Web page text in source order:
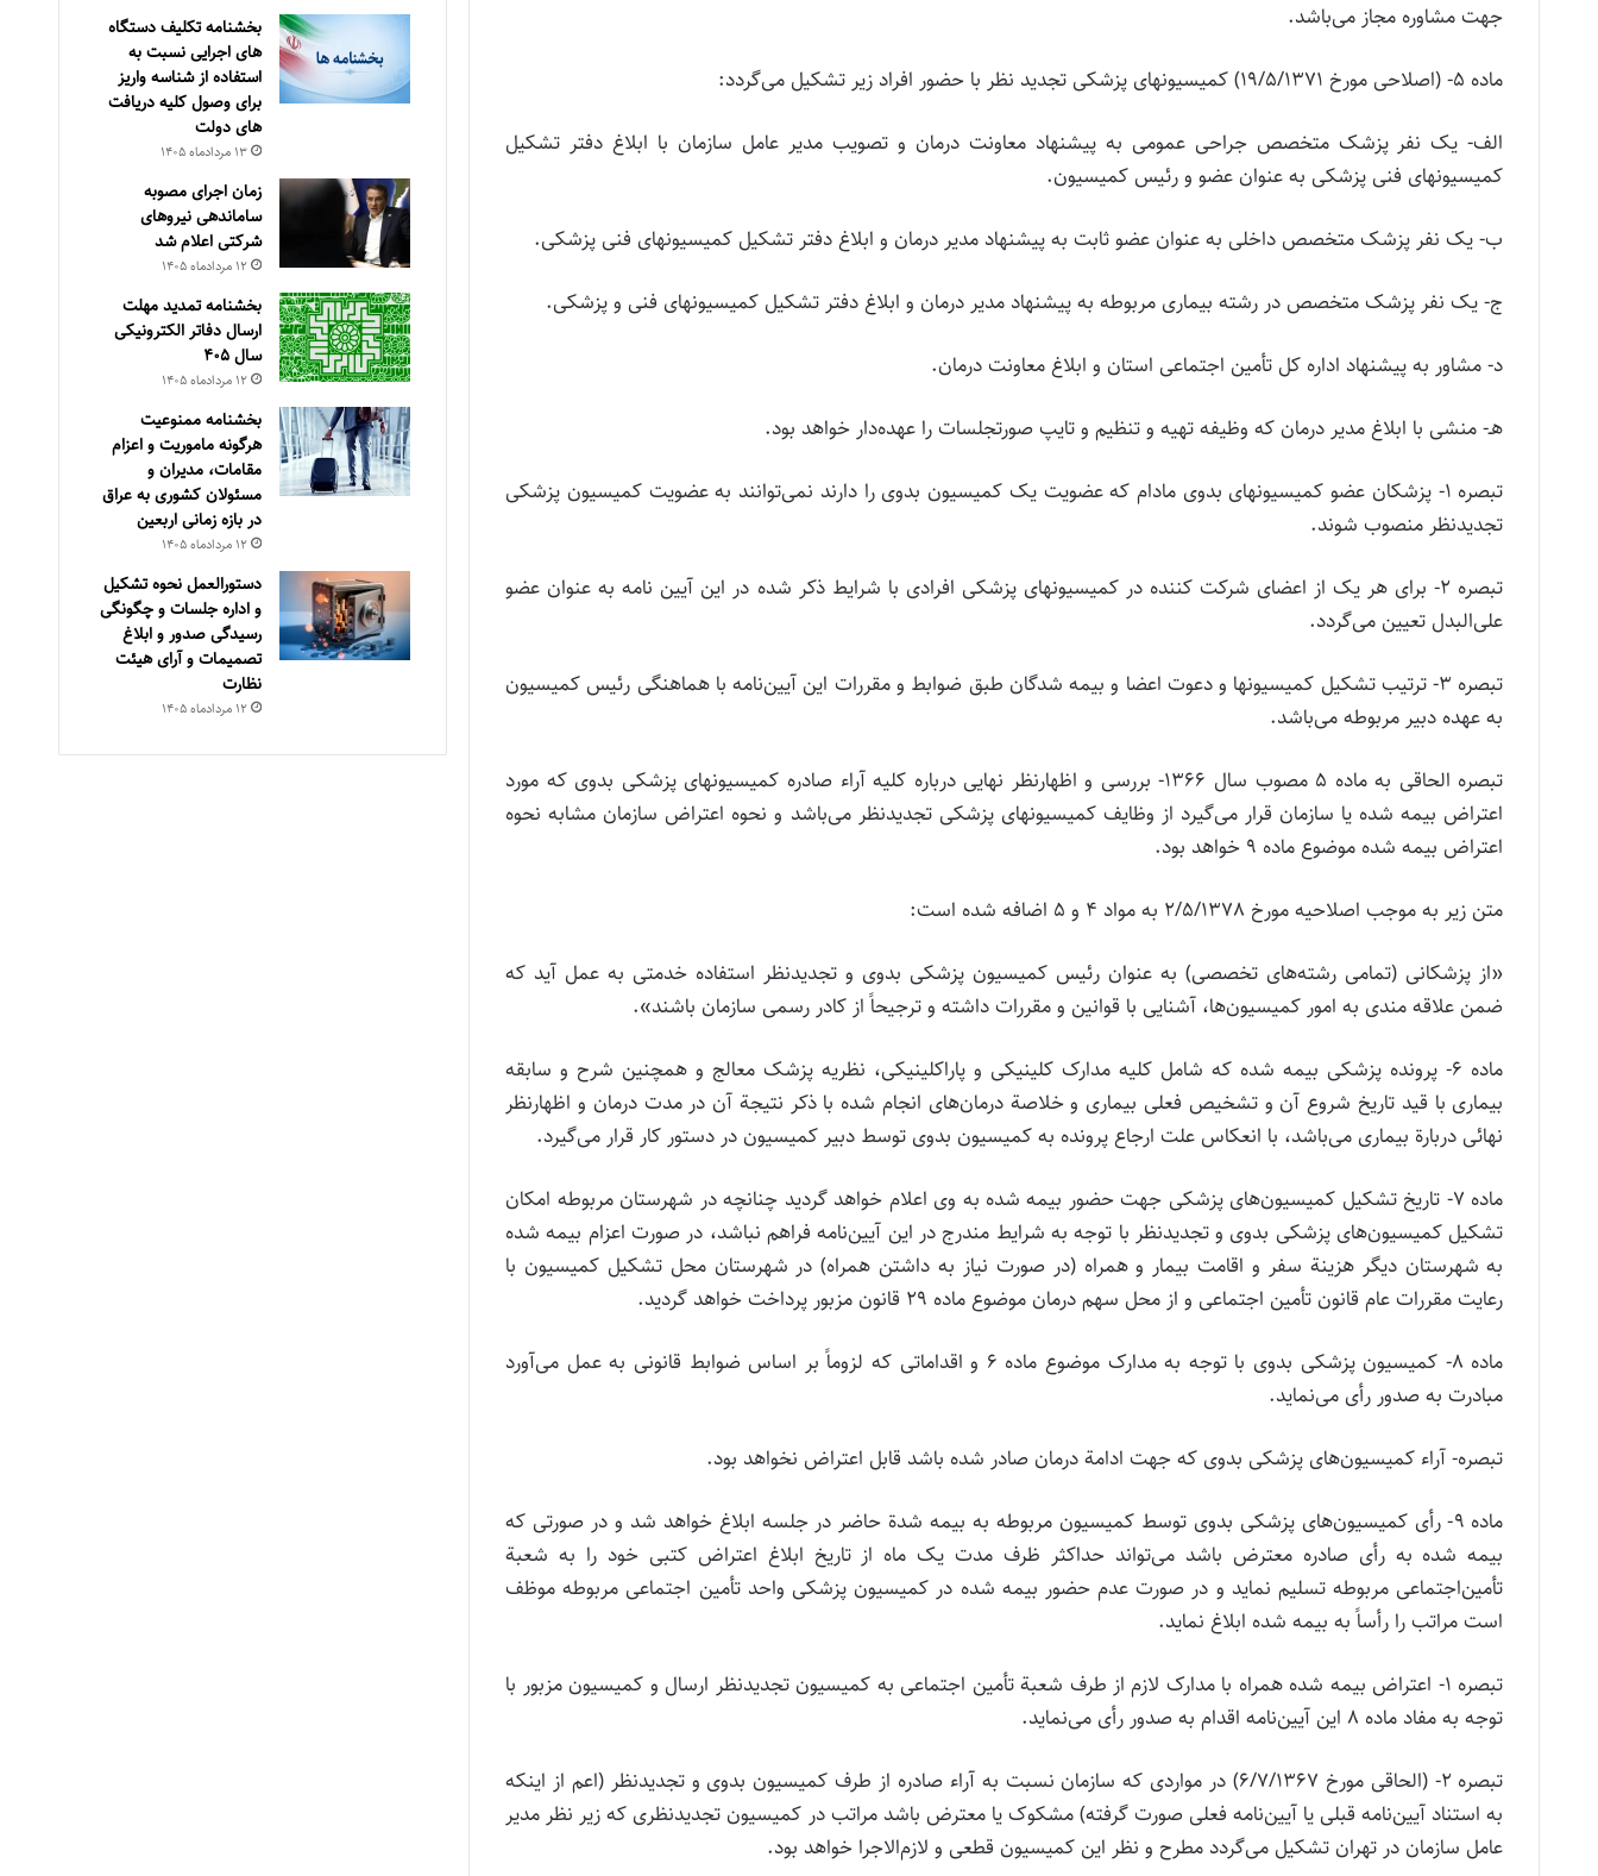
جهت‌ مشاوره‌ مجاز می‌باشد.
ماده 5- (اصلاحی‌ مورخ‌ 19/5/1371) کمیسیونهای‌ پزشکی‌ تجدید نظر با حضور افراد زیر تشکیل‌ می‌گردد:
الف‌- یک‌ نفر پزشک‌ متخصص‌ جراحی‌ عمومی‌ به‌ پیشنهاد معاونت‌ درمان‌ و تصویب‌ مدیر عامل‌ سازمان‌ با ابلاغ‌ دفتر تشکیل‌
کمیسیونهای‌ فنی‌ پزشکی‌ به‌ عنوان‌ عضو و رئیس‌ کمیسیون‌.
ب- یک‌ نفر پزشک‌ متخصص‌ داخلی‌ به‌ عنوان‌ عضو ثابت‌ به‌ پیشنهاد مدیر درمان‌ و ابلاغ‌ دفتر تشکیل‌ کمیسیونهای‌ فنی‌ پزشکی‌.
ج‌- یک‌ نفر پزشک‌ متخصص‌ در رشته‌ بیماری‌ مربوطه‌ به‌ پیشنهاد مدیر درمان‌ و ابلاغ‌ دفتر تشکیل‌ کمیسیونهای‌ فنی‌ و پزشکی‌.
د- مشاور به‌ پیشنهاد اداره‌ کل‌ تأمین‌ اجتماعی‌ استان‌ و ابلاغ‌ معاونت‌ درمان‌.
هـ- منشی‌ با ابلاغ‌ مدیر درمان‌ که‌ وظیفه‌ تهیه‌ و تنظیم‌ و تایپ‌ صورتجلسات‌ را عهده‌دار خواهد بود.
تبصره 1- پزشکان عضو کمیسیونهای بدوی مادام که عضویت یک کمیسیون بدوی را دارند نمی‌توانند به عضویت کمیسیون پزشکی
تجدیدنظر منصوب شوند.
تبصره 2- برای هر یک از اعضای شرکت کننده در کمیسیونهای پزشکی افرادی با شرایط ذکر شده در این آیین نامه به عنوان عضو
علی‌البدل تعیین می‌گردد.
تبصره 3- ترتیب تشکیل کمیسیونها و دعوت اعضا و بیمه شدگان طبق ضوابط و مقررات این آیین‌نامه با هماهنگی رئیس کمیسیون
به عهده دبیر مربوطه می‌باشد.
تبصره‌ الحاقی‌ به‌ ماده‌ 5 مصوب سال 1366- بررسی‌ و اظهارنظر نهایی‌ درباره‌ کلیه‌ آراء صادره‌ کمیسیونهای‌ پزشکی‌ بدوی‌ که‌ مورد
اعتراض‌ بیمه‌ شده‌ یا سازمان‌ قرار می‌گیرد از وظایف‌ کمیسیونهای‌ پزشکی‌ تجدیدنظر می‌باشد و نحوه‌ اعتراض‌ سازمان‌ مشابه‌ نحوه‌
اعتراض‌ بیمه‌ شده‌ موضوع‌ ماده‌ 9 خواهد بود.
متن زیر به موجب اصلاحیه مورخ 2/5/1378 به مواد 4 و 5 اضافه شده است:
«از پزشکانی (تمامی رشته‌های تخصصی) به عنوان رئیس کمیسیون پزشکی بدوی و تجدیدنظر استفاده خدمتی به عمل آید که
ضمن علاقه مندی به امور کمیسیون‌ها، آشنایی با قوانین و مقررات داشته و ترجیحاً از کادر رسمی سازمان باشند».
ماده 6- پرونده‌ پزشکی‌ بیمه‌ شده‌ که‌ شامل‌ کلیه‌ مدارک‌ کلینیکی‌ و پاراکلینیکی‌، نظریه‌ پزشک‌ معالج‌ و همچنین‌ شرح‌ و سابقه‌
بیماری‌ با قید تاریخ‌ شروع‌ آن‌ و تشخیص‌ فعلی‌ بیماری‌ و خلاصة‌ درمان‌های‌ انجام‌ شده‌ با ذکر نتیجة‌ آن‌ در مدت‌ درمان‌ و اظهارنظر
نهائی‌ دربارة‌ بیماری‌ می‌باشد، با انعکاس‌ علت‌ ارجاع‌ پرونده‌ به‌ کمیسیون‌ بدوی‌ توسط‌ دبیر کمیسیون‌ در دستور کار قرار می‌گیرد.
ماده 7- تاریخ‌ تشکیل‌ کمیسیون‌های‌ پزشکی‌ جهت‌ حضور بیمه‌ شده‌ به‌ وی‌ اعلام‌ خواهد گردید چنانچه‌ در شهرستان‌ مربوطه‌ امکان‌
تشکیل‌ کمیسیون‌های‌ پزشکی‌ بدوی‌ و تجدیدنظر با توجه‌ به‌ شرایط‌ مندرج‌ در این‌ آیین‌نامه‌ فراهم‌ نباشد، در صورت‌ اعزام‌ بیمه‌ شده‌
به‌ شهرستان‌ دیگر هزینة‌ سفر و اقامت‌ بیمار و همراه‌ (در صورت‌ نیاز به‌ داشتن‌ همراه‌) در شهرستان‌ محل‌ تشکیل‌ کمیسیون‌ با
رعایت‌ مقررات‌ عام‌ قانون‌ تأمین‌ اجتماعی‌ و از محل‌ سهم‌ درمان‌ موضوع‌ ماده‌ 29 قانون‌ مزبور پرداخت‌ خواهد گردید.
ماده‌ 8- کمیسیون‌ پزشکی‌ بدوی‌ با توجه‌ به‌ مدارک‌ موضوع‌ ماده‌ 6 و اقداماتی‌ که‌ لزوماً بر اساس‌ ضوابط‌ قانونی‌ به‌ عمل‌ می‌آورد
مبادرت‌ به‌ صدور رأی‌ می‌نماید.
تبصره‌- آراء کمیسیون‌های‌ پزشکی‌ بدوی‌ که‌ جهت‌ ادامة‌ درمان‌ صادر شده‌ باشد قابل‌ اعتراض‌ نخواهد بود.
ماده‌ 9- رأی‌ کمیسیون‌های‌ پزشکی‌ بدوی‌ توسط‌ کمیسیون‌ مربوطه‌ به‌ بیمه‌ شدة‌ حاضر در جلسه‌ ابلاغ‌ خواهد شد و در صورتی‌ که‌
بیمه‌ شده‌ به‌ رأی‌ صادره‌ معترض‌ باشد می‌تواند حداکثر ظرف‌ مدت‌ یک‌ ماه‌ از تاریخ‌ ابلاغ‌ اعتراض‌ کتبی‌ خود را به‌ شعبة‌
تأمین‌‌اجتماعی‌ مربوطه‌ تسلیم‌ نماید و در صورت‌ عدم‌ حضور بیمه‌ شده‌ در کمیسیون‌ پزشکی‌ واحد تأمین‌ اجتماعی‌ مربوطه‌ موظف‌
است‌ مراتب‌ را رأساً به‌ بیمه‌ شده‌ ابلاغ‌ نماید.
تبصره‌ 1- اعتراض‌ بیمه‌ شده‌ همراه‌ با مدارک‌ لازم‌ از طرف‌ شعبة‌ تأمین‌ اجتماعی‌ به‌ کمیسیون‌ تجدیدنظر ارسال‌ و کمیسیون‌ مزبور با
توجه‌ به‌ مفاد ماده‌ 8 این‌ آیین‌نامه‌ اقدام‌ به‌ صدور رأی‌ می‌نماید.
تبصره‌ 2- (الحاقی‌ مورخ‌ 6/7/1367) در مواردی‌ که‌ سازمان‌ نسبت‌ به‌ آراء صادره‌ از طرف‌ کمیسیون‌ بدوی‌ و تجدیدنظر (اعم‌ از اینکه‌
به‌ استناد آیین‌نامه‌ قبلی‌ یا آیین‌نامه‌ فعلی‌ صورت‌ گرفته‌) مشکوک‌ یا معترض‌ باشد مراتب‌ در کمیسیون‌ تجدیدنظری‌ که‌ زیر نظر مدیر
عامل‌ سازمان‌ در تهران‌ تشکیل‌ می‌گردد مطرح‌ و نظر این‌ کمیسیون‌ قطعی‌ و لازم‌الاجرا خواهد بود.
بخشنامه تکلیف دستگاه
های اجرایی نسبت به
استفاده از شناسه واریز
برای وصول کلیه دریافت
های دولت
۱۳ مرداد‌ماه ۱۴۰۵
زمان اجرای مصوبه
ساماندهی نیروهای
شرکتی اعلام شد
۱۲ مرداد‌ماه ۱۴۰۵
بخشنامه تمدید مهلت
ارسال دفاتر الکترونیکی
سال ۴۰۵
۱۲ مرداد‌ماه ۱۴۰۵
بخشنامه ممنوعیت
هرگونه ماموریت و اعزام
مقامات، مدیران و
مسئولان کشوری به عراق
در بازه زمانی اربعین
۱۲ مرداد‌ماه ۱۴۰۵
دستورالعمل نحوه تشکیل
و اداره جلسات و چگونگی
رسیدگی صدور و ‏ابلاغ
تصمیمات و‎ ‎آرای هیئت
نظارت
۱۲ مرداد‌ماه ۱۴۰۵